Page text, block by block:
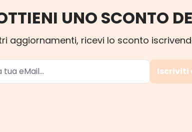
UNO SCONTO
aggiornamenti, ricevi lo sconto
Iscriviti